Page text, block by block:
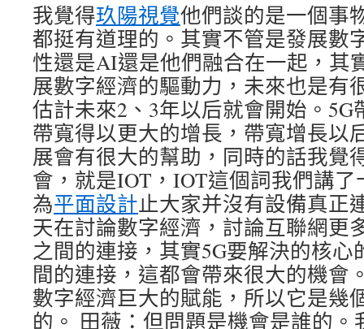
我覺得玖陽視覺他們談的是一個事
都挺有道理的。其實不管是發展數
性還是AI還是他們融合在一起，其
展數字經濟的驅動力，未來也是有
估計未來2、3年以后就會開始。
帶寬得以更大的增長，帶寬增長以
展會有很大的幫助，同時的話我覺
會，就是IOT，IOT這個詞我們講
為平面設計止大家并沒有設備真正
天在討論數字經濟，討論互聯網更
之間的連接，其實5G要解決的核
間的連接，這都會帶來很大的機會
數字經濟巨大的賦能，所以它是幾
的。 田薇：但問題是機會是誰的